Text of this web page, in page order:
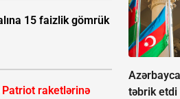
15 faizlik gömrük
raketlərinə
təbrik etdi